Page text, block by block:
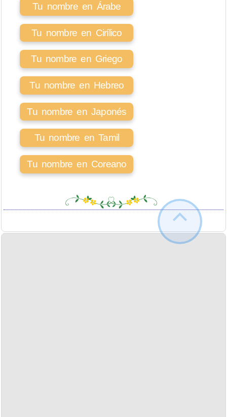
Tu nombre en Árabe
Tu nombre en Cirílico
Tu nombre en Griego
Tu nombre en Hebreo
Tu nombre en Japonés
Tu nombre en Tamil
Tu nombre en Coreano